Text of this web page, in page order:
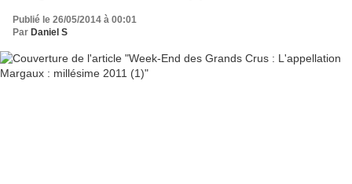
Publié le 26/05/2014 à 00:01
Par Daniel S